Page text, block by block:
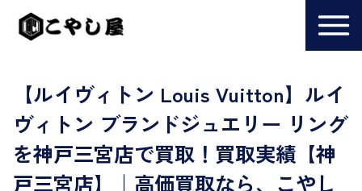
【ルイヴィトン Louis Vuitton】ルイ
ヴィトン ブランドジュエリー リング
を神戸三宮店で買取！買取実績【神
戸三宮店】｜高価買取なら、こやし